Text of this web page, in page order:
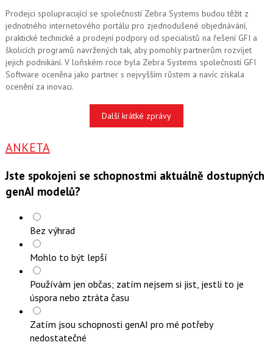
Prodejci spolupracující se společností Zebra Systems budou těžit z
jednotného internetového portálu pro zjednodušené objednávání,
praktické technické a prodejní podpory od specialistů na řešení GFI a
školicích programů navržených tak, aby pomohly partnerům rozvíjet
jejich podnikání. V loňském roce byla Zebra Systems společností GFI
Software oceněna jako partner s nejvyšším růstem a navíc získala
ocenění za inovaci.
Další krátké zprávy
ANKETA
Jste spokojeni se schopnostmi aktuálně dostupných
genAI modelů?
Bez výhrad
Mohlo to být lepší
Používám jen občas; zatím nejsem si jist, jestli to je
úspora nebo ztráta času
Zatím jsou schopnosti genAI pro mé potřeby
nedostatečné